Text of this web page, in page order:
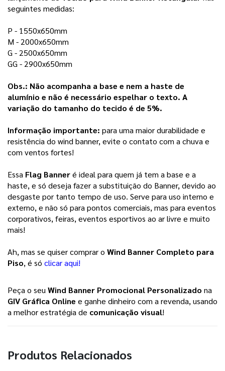
seguintes medidas:
P - 1550x650mm
M - 2000x650mm
G - 2500x650mm
GG - 2900x650mm
Obs.: Não acompanha a base e nem a haste de
alumínio e não é necessário espelhar o texto. A
variação do tamanho do tecido é de 5%.
Informação importante: para uma maior durabilidade e
resistência do wind banner, evite o contato com a chuva e
com ventos fortes!
Essa Flag Banneré ideal para quem já tem a base e a
haste, e só deseja fazer a substituição do Banner, devido ao
desgaste por tanto tempo de uso. Serve para uso interno e
externo, e não só para pontos comerciais, mas para eventos
corporativos, feiras, eventos esportivos ao ar livre e muito
mais!
Ah, mas se quiser comprar o Wind Banner Completo para
Piso, é só clicar aqui!
Peça o seuWind Banner Promocional Personalizado na
GIV Gráfica Online e ganhe dinheiro com a revenda, usando
a melhor estratégia de comunicação visual!
Produtos Relacionados